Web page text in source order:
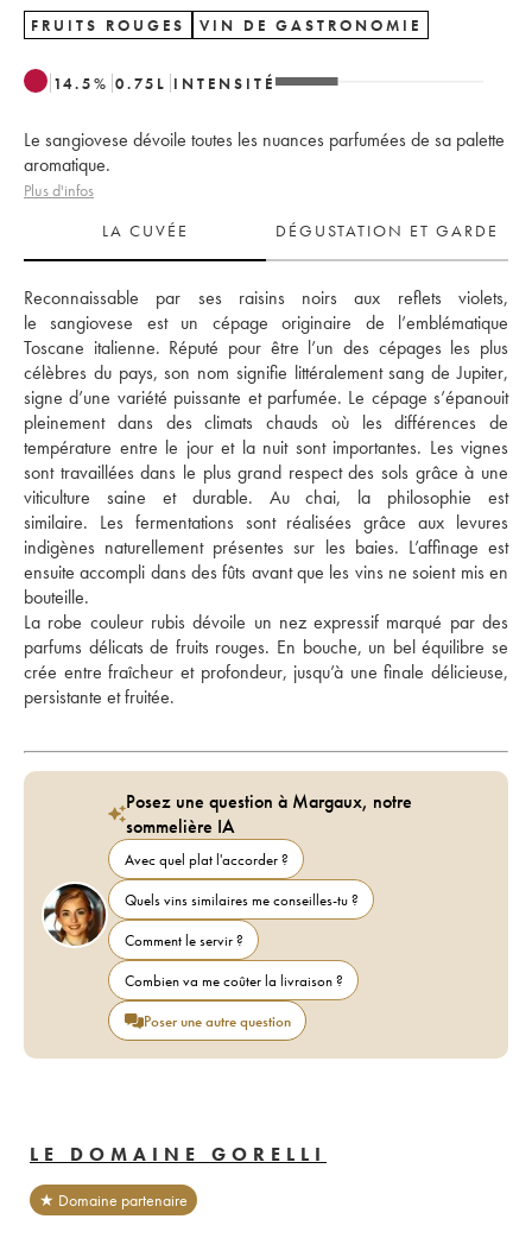
FRUITS ROUGES VIN DE GASTRONOMIE
14.5% 0.75 L INTENSITÉ
Le sangiovese dévoile toutes les nuances parfumées de sa palette
aromatique.
Plus d'infos
LA CUVÉE
DÉGUSTATION ET GARDE
Reconnaissable par ses raisins noirs aux reflets violets,
le sangiovese est un cépage originaire de l’emblématique
Toscane italienne. Réputé pour être l’un des cépages les plus
célèbres du pays, son nom signifie littéralement sang de Jupiter,
signe d’une variété puissante et parfumée. Le cépage s’épanouit
pleinement dans des climats chauds où les différences de
température entre le jour et la nuit sont importantes. Les vignes
sont travaillées dans le plus grand respect des sols grâce à une
viticulture saine et durable. Au chai, la philosophie est
similaire. Les fermentations sont réalisées grâce aux levures
indigènes naturellement présentes sur les baies. L’affinage est
ensuite accompli dans des fûts avant que les vins ne soient mis en
bouteille.
La robe couleur rubis dévoile un nez expressif marqué par des
parfums délicats de fruits rouges. En bouche, un bel équilibre se
crée entre fraîcheur et profondeur, jusqu’à une finale délicieuse,
persistante et fruitée.
Posez une question à Margaux, notre
sommelière IA
Avec quel plat l'accorder ?
Quels vins similaires me conseilles-tu ?
Comment le servir ?
Combien va me coûter la livraison ?
Poser une autre question
LE DOMAINE GORELLI
★ Domaine partenaire